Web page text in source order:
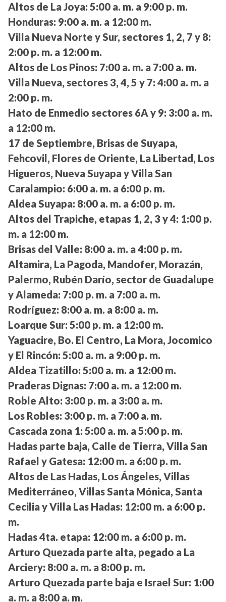
Altos de La Joya: 5:00 a. m. a 9:00 p. m.
Honduras: 9:00 a. m. a 12:00 m.
Villa Nueva Norte y Sur, sectores 1, 2, 7 y 8:
2:00 p. m. a 12:00 m.
Altos de Los Pinos: 7:00 a. m. a 7:00 a. m.
Villa Nueva, sectores 3, 4, 5 y 7: 4:00 a. m. a
2:00 p. m.
Hato de Enmedio sectores 6A y 9: 3:00 a. m.
a 12:00 m.
17 de Septiembre, Brisas de Suyapa,
Fehcovil, Flores de Oriente, La Libertad, Los
Higueros, Nueva Suyapa y Villa San
Caralampio: 6:00 a. m. a 6:00 p. m.
Aldea Suyapa: 8:00 a. m. a 6:00 p. m.
Altos del Trapiche, etapas 1, 2, 3 y 4: 1:00 p.
m. a 12:00 m.
Brisas del Valle: 8:00 a. m. a 4:00 p. m.
Altamira, La Pagoda, Mandofer, Morazán,
Palermo, Rubén Darío, sector de Guadalupe
y Alameda: 7:00 p. m. a 7:00 a. m.
Rodríguez: 8:00 a. m. a 8:00 a. m.
Loarque Sur: 5:00 p. m. a 12:00 m.
Yaguacire, Bo. El Centro, La Mora, Jocomico
y El Rincón: 5:00 a. m. a 9:00 p. m.
Aldea Tizatillo: 5:00 a. m. a 12:00 m.
Praderas Dignas: 7:00 a. m. a 12:00 m.
Roble Alto: 3:00 p. m. a 3:00 a. m.
Los Robles: 3:00 p. m. a 7:00 a. m.
Cascada zona 1: 5:00 a. m. a 5:00 p. m.
Hadas parte baja, Calle de Tierra, Villa San
Rafael y Gatesa: 12:00 m. a 6:00 p. m.
Altos de Las Hadas, Los Ángeles, Villas
Mediterráneo, Villas Santa Mónica, Santa
Cecilia y Villa Las Hadas: 12:00 m. a 6:00 p.
m.
Hadas 4ta. etapa: 12:00 m. a 6:00 p. m.
Arturo Quezada parte alta, pegado a La
Arciery: 8:00 a. m. a 8:00 p. m.
Arturo Quezada parte baja e Israel Sur: 1:00
a. m. a 8:00 a. m.